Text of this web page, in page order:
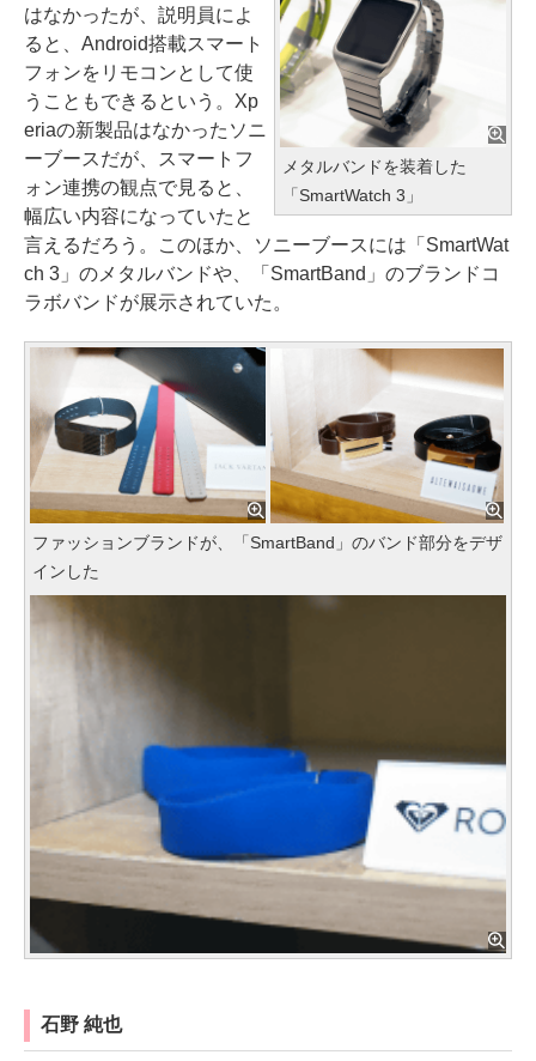
メタルバンドを装着した
「SmartWatch 3」
はなかったが、説明員によ
ると、Android搭載スマート
フォンをリモコンとして使
うこともできるという。Xp
eriaの新製品はなかったソニ
ーブースだが、スマートフ
ォン連携の観点で見ると、
幅広い内容になっていたと
言えるだろう。このほか、ソニーブースには「SmartWat
ch 3」のメタルバンドや、「SmartBand」のブランドコ
ラボバンドが展示されていた。
ファッションブランドが、「SmartBand」のバンド部分をデザ
インした
石野 純也